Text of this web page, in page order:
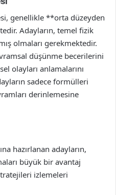
genellikle **orta düzeyden
Adayların, temel fizik
olmaları gerekmektedir.
düşünme becerilerini
olayları anlamalarını
sadece formülleri
derinlemesine
hazırlanan adayların,
büyük bir avantaj
izlemeleri